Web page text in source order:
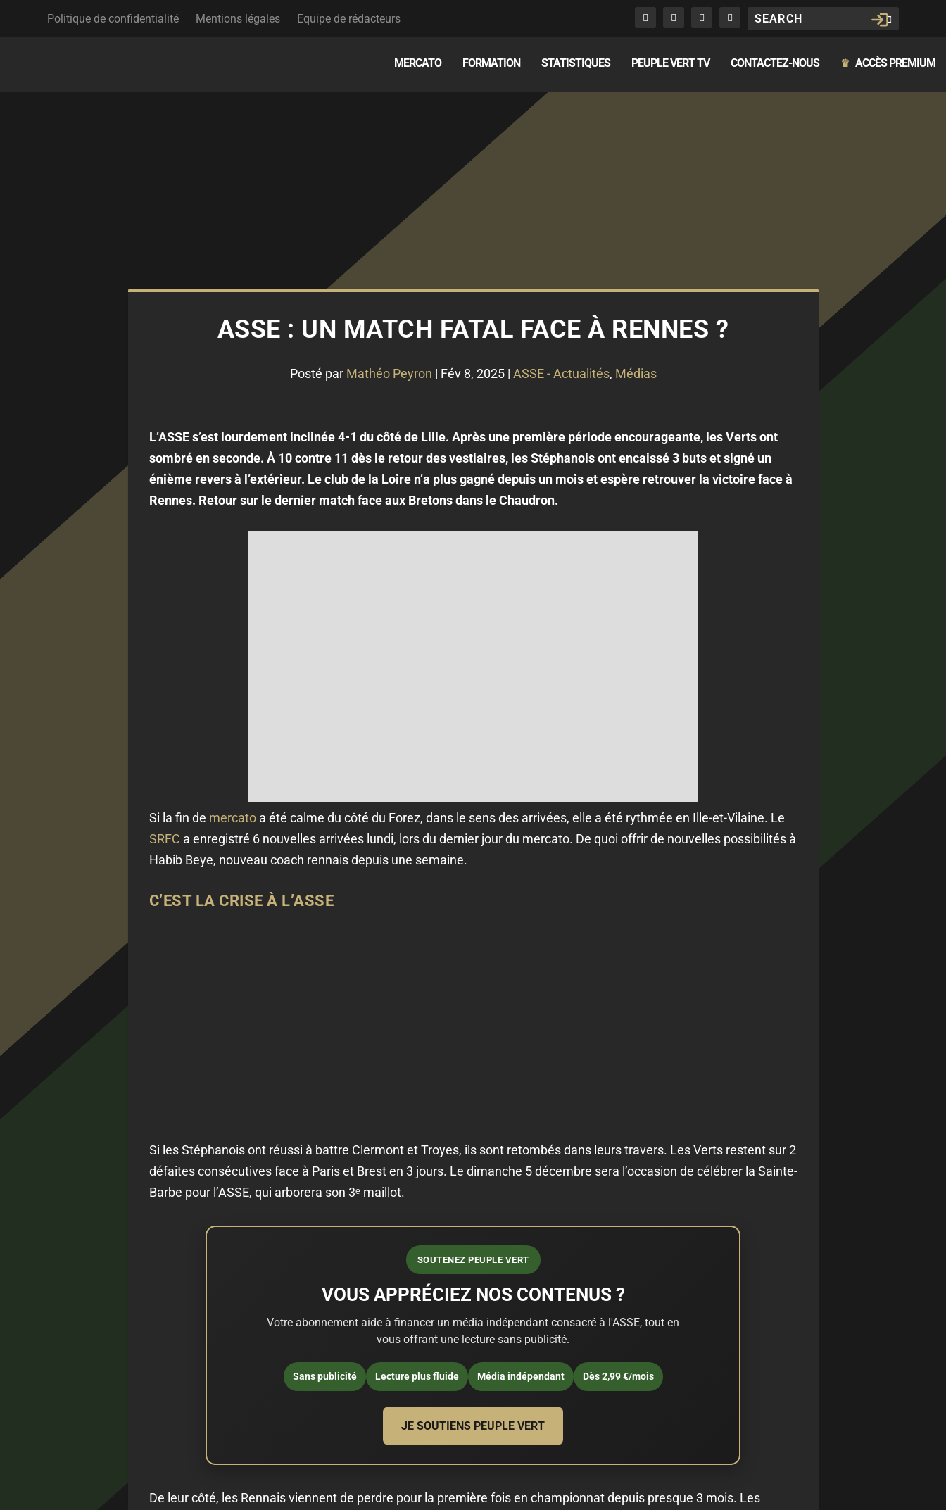
Politique de confidentialité Mentions légales Equipe de rédacteurs
MERCATO FORMATION STATISTIQUES PEUPLE VERT TV CONTACTEZ-NOUS ♛ ACCÈS PREMIUM
ASSE : UN MATCH FATAL FACE À RENNES ?
Posté par Mathéo Peyron | Fév 8, 2025| ASSE - Actualités, Médias
L’ASSE s’est lourdement inclinée 4-1 du côté de Lille. Après une première période encourageante, les Verts ont
sombré en seconde. À 10 contre 11 dès le retour des vestiaires, les Stéphanois ont encaissé 3 buts et signé un
énième revers à l’extérieur. Le club de la Loire n’a plus gagné depuis un mois et espère retrouver la victoire face à
Rennes. Retour sur le dernier match face aux Bretons dans le Chaudron.
Si la fin de mercatoa été calme du côté du Forez, dans le sens des arrivées, elle a été rythmée en Ille-et-Vilaine. Le
SRFC a enregistré 6 nouvelles arrivées lundi, lors du dernier jour du mercato. De quoi offrir de nouvelles possibilités à
Habib Beye, nouveau coach rennais depuis une semaine.
C’EST LA CRISE À L’ASSE
Si les Stéphanois ont réussi à battre Clermont et Troyes, ils sont retombés dans leurs travers. Les Verts restent sur 2
défaites consécutives face à Paris et Brest en 3 jours. Le dimanche 5 décembre sera l’occasion de célébrer la Sainte-
Barbe pour l’ASSE, qui arborera son 3ᵉ maillot.
SOUTENEZ PEUPLE VERT
VOUS APPRÉCIEZ NOS CONTENUS ?
Votre abonnement aide à financer un média indépendant consacré à l'ASSE, tout en
vous offrant une lecture sans publicité.
Sans publicité Lecture plus fluide Média indépendant Dès 2,99 €/mois
JE SOUTIENS PEUPLE VERT
De leur côté, les Rennais viennent de perdre pour la première fois en championnat depuis presque 3 mois. Les